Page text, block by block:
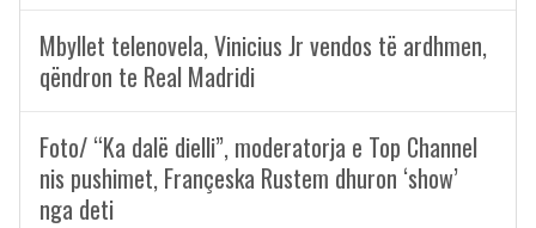
Mbyllet telenovela, Vinicius Jr vendos të ardhmen,
qëndron te Real Madridi
Foto/ “Ka dalë dielli”, moderatorja e Top Channel
nis pushimet, Françeska Rustem dhuron ‘show’
nga deti